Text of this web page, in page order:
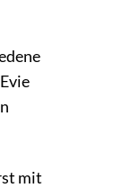
mit